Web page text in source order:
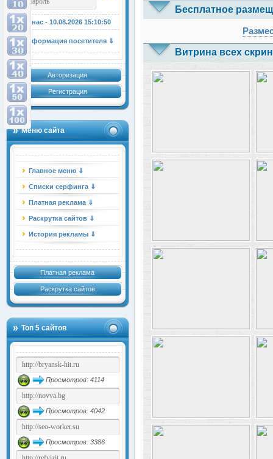
У нас - 10.08.2026 15:10:51
Информация посетителя ⇓
Авторизация
Регистрация
Меню сайта
Главное меню ⇓
Списки серфинга ⇓
Платная реклама ⇓
Раскрутка сайтов ⇓
История рекламы ⇓
Платная реклама
Раскрутка сайтов
Топ 5 сайтов
Просмотров: 4114
Просмотров: 4042
Просмотров: 3386
Бесплатное
Витрина всех